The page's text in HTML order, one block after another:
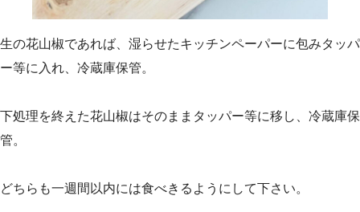
生の花山椒であれば、湿らせたキッチンペーパーに包みタッパ
ー等に入れ、冷蔵庫保管。
下処理を終えた花山椒はそのままタッパー等に移し、冷蔵庫保
管。
どちらも一週間以内には食べきるようにして下さい。